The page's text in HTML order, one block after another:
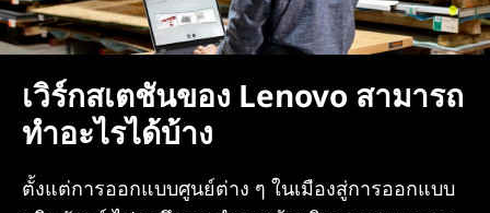
เวิร์กสเตชันของ Lenovo สามารถ
ทำอะไรได้บ้าง
ตั้งแต่การออกแบบศูนย์ต่าง ๆ ในเมืองสู่การออกแบบ